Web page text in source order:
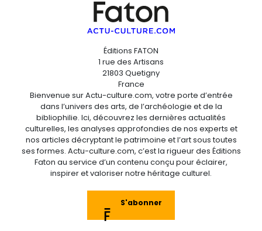
Éditions FATON
1 rue des Artisans
21803 Quetigny
France
Bienvenue sur Actu-culture.com, votre porte d’entrée
dans l’univers des arts, de l’archéologie et de la
bibliophilie. Ici, découvrez les dernières actualités
culturelles, les analyses approfondies de nos experts et
nos articles décryptant le patrimoine et l’art sous toutes
ses formes. Actu-culture.com, c’est la rigueur des Éditions
Faton au service d’un contenu conçu pour éclairer,
inspirer et valoriser notre héritage culturel.
S'abonner